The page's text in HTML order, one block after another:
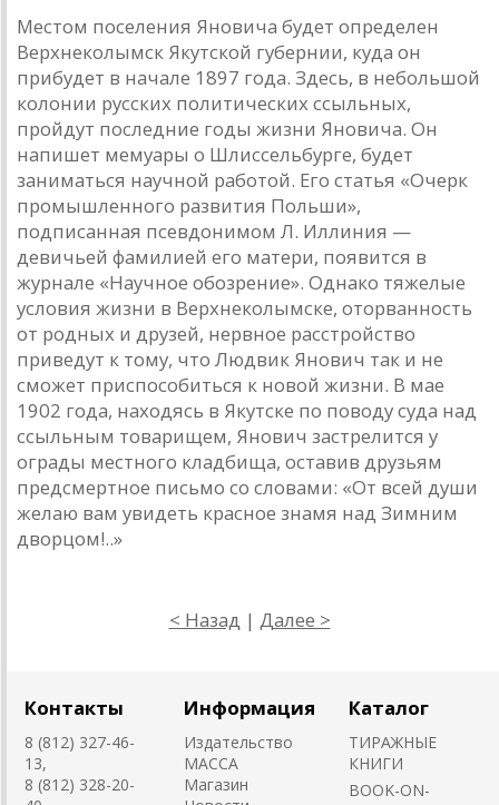
Местом поселения Яновича будет определен
Верхнеколымск Якутской губернии, куда он
прибудет в начале 1897 года. Здесь, в небольшой
колонии русских политических ссыльных,
пройдут последние годы жизни Яновича. Он
напишет мемуары о Шлиссельбурге, будет
заниматься научной работой. Его статья «Очерк
промышленного развития Польши»,
подписанная псевдонимом Л. Иллиния —
девичьей фамилией его матери, появится в
журнале «Научное обозрение». Однако тяжелые
условия жизни в Верхнеколымске, оторванность
от родных и друзей, нервное расстройство
приведут к тому, что Людвик Янович так и не
сможет приспособиться к новой жизни. В мае
1902 года, находясь в Якутске по поводу суда над
ссыльным товарищем, Янович застрелится у
ограды местного кладбища, оставив друзьям
предсмертное письмо со словами: «От всей души
желаю вам увидеть красное знамя над Зимним
дворцом!..»
< Назад | Далее >
Контакты
8 (812) 327-46-
13,
8 (812) 328-20-
Информация
Издательство
MACCA
Магазин
Каталог
ТИРАЖНЫЕ
КНИГИ
BOOK-ON-